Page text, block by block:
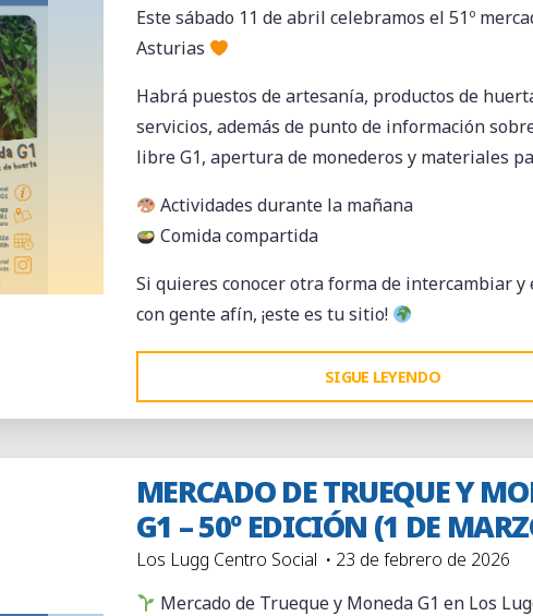
Este sábado 11 de abril celebramos el 51º
Asturias
Habrá puestos de artesanía, productos de
servicios, además de punto de información
libre G1, apertura de monederos y materiales
Actividades durante la mañana
Comida compartida
Si quieres conocer otra forma de intercambiar
con gente afín, ¡este es tu sitio!
SIGUE LEYENDO
DE
MONEDA
G1
–
MERCADO DE TRUEQUE Y
G1 – 50º EDICIÓN (1 DE
Los Lugg Centro Social
23 de febrero de 2026
Mercado de Trueque y Moneda G1 en Los